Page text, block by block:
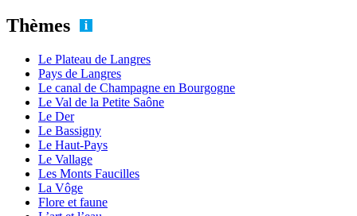
Thèmes
Le Plateau de Langres
Pays de Langres
Le canal de Champagne en Bourgogne
Le Val de la Petite Saône
Le Der
Le Bassigny
Le Haut-Pays
Le Vallage
Les Monts Faucilles
La Vôge
Flore et faune